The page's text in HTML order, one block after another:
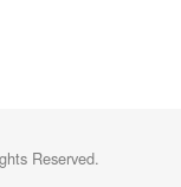
Reserved.